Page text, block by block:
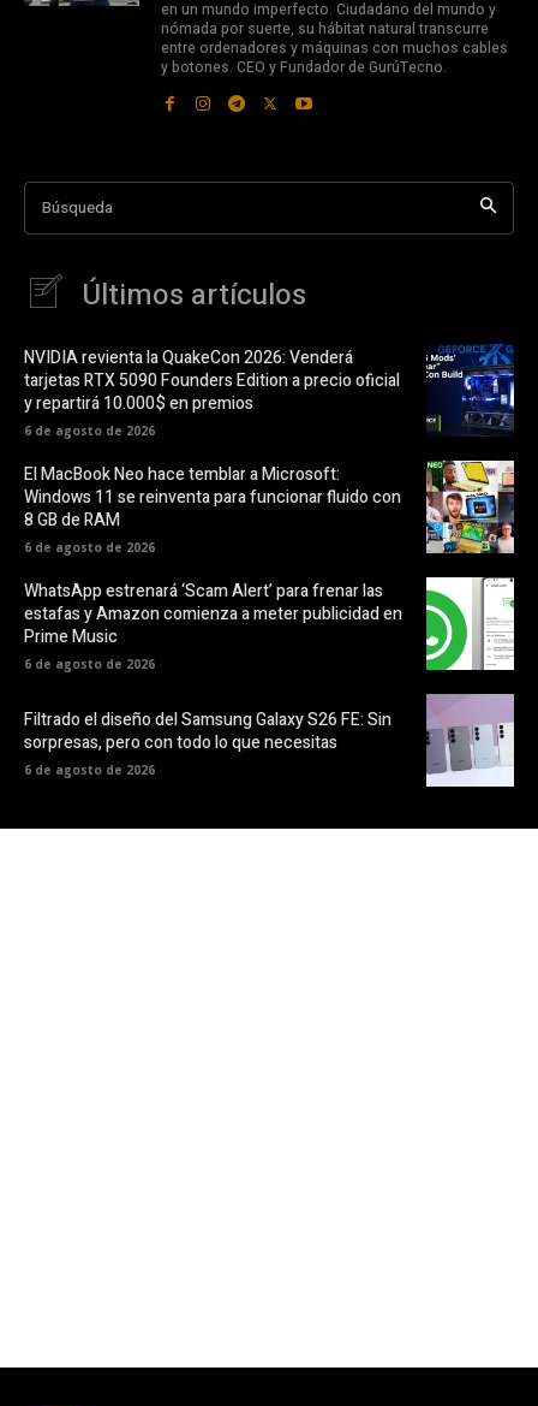
en un mundo imperfecto. Ciudadano del mundo y
nómada por suerte, su hábitat natural transcurre
entre ordenadores y máquinas con muchos cables
y botones. CEO y Fundador de GurúTecno.
Búsqueda
Últimos artículos
NVIDIA revienta la QuakeCon 2026: Venderá
tarjetas RTX 5090 Founders Edition a precio oficial
y repartirá 10.000$ en premios
6 de agosto de 2026
El MacBook Neo hace temblar a Microsoft:
Windows 11 se reinventa para funcionar fluido con
8 GB de RAM
6 de agosto de 2026
WhatsApp estrenará ‘Scam Alert’ para frenar las
estafas y Amazon comienza a meter publicidad en
Prime Music
6 de agosto de 2026
Filtrado el diseño del Samsung Galaxy S26 FE: Sin
sorpresas, pero con todo lo que necesitas
6 de agosto de 2026